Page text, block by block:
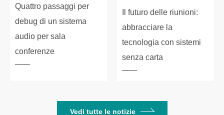
Quattro passaggi per
debug di un sistema
audio per sala
conferenze
Il futuro delle riunioni:
abbracciare la
tecnologia con sistemi
senza carta
Vedi tutte le notizie